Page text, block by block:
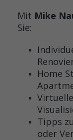
Mit Mike
Sie:
Home
Tipps
oder